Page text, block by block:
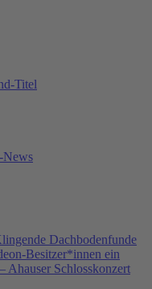
Titel
News
Dachbodenfunde
Besitzer*innen ein
Ahauser Schlosskonzert